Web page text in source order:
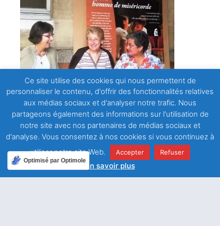
Cette amitié spirituelle et fraternelle entre les
membres se vit dans les réunions de groupe, les
récollections, les retraites… car c’est ensemble qu’ils
sont appelés à tendre à la sainteté.
Chaque membre de l’Association reçoit le soutien
d’une amie spirituelle, appelée probatrice, préparée
à ce service, qui l’accompagne dans son
Ce site utilise des cookies qui nous permettent de
personnaliser le contenu, d'offrir des fonctionnalités relatives
aux médias sociaux et d'analyser notre trafic. Nous
partageons également des informations sur l'utilisation de
notre site avec nos partenaires de médias sociaux et
d'analyse. Vous consentez à nos cookies si vous continuez à
utiliser notre site Web.
Accepter Refuser
En savoir plus
Optimisé par Optimole